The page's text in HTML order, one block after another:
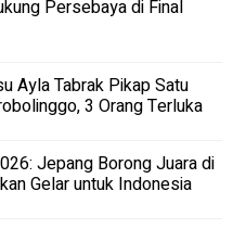
Persebaya di Final
Ayla Tabrak Pikap Satu
3 Orang Terluka
Jepang Borong Juara di
Gelar untuk Indonesia